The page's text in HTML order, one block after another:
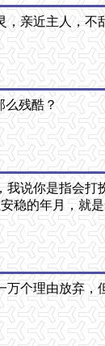
亲近主人，
么残酷？
说你是指会
稳的年月，就
个理由放弃，